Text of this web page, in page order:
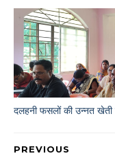
दलहनी फसलों की उन्नत खेती
PREVIOUS